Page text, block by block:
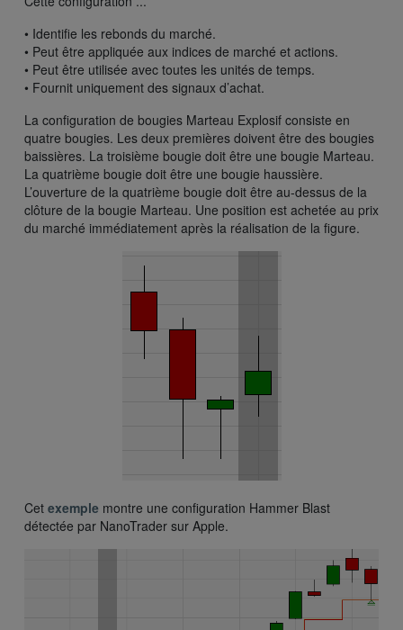
• Identifie les rebonds du marché.
• Peut être appliquée aux indices de marché et actions.
• Peut être utilisée avec toutes les unités de temps.
• Fournit uniquement des signaux d’achat.
La configuration de bougies Marteau Explosif consiste en
quatre bougies. Les deux premières doivent être des bougies
baissières. La troisième bougie doit être une bougie Marteau.
La quatrième bougie doit être une bougie haussière.
L’ouverture de la quatrième bougie doit être au-dessus de la
clôture de la bougie Marteau. Une position est achetée au prix
du marché immédiatement après la réalisation de la figure.
Cet exemple montre une configuration Hammer Blast
détectée par NanoTrader sur Apple.